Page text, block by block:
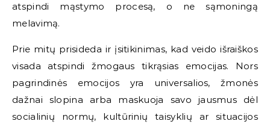
atspindi mąstymo procesą, o ne sąmoningą
melavimą.
Prie mitų prisideda ir įsitikinimas, kad veido išraiškos
visada atspindi žmogaus tikrąsias emocijas. Nors
pagrindinės emocijos yra universalios, žmonės
dažnai slopina arba maskuoja savo jausmus dėl
socialinių normų, kultūrinių taisyklių ar situacijos